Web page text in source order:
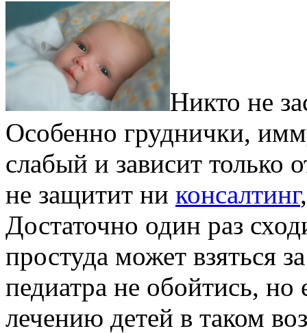
Никто не
Особенно груднички,
слабый и зависит только
не защитит ни консалтинг
Достаточно один раз
простуда может взяться
педиатра не обойтись, но
лечению детей в таком